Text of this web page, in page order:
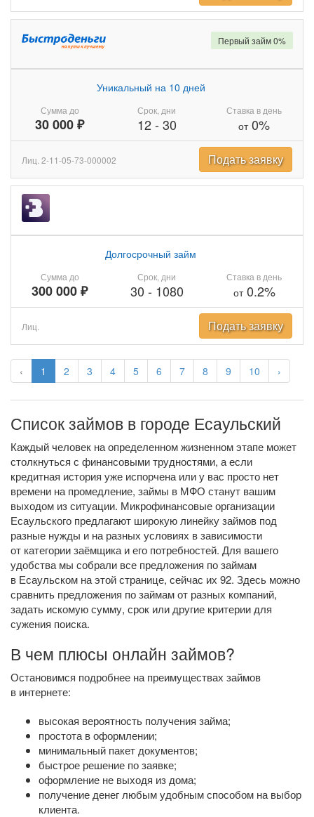
‹ 1 2 3 4 5 6 7 8 9 10 ›
Сумма до
30 000 ₽
Уникальный на 10 дней
Срок, дни
12- 30
Ставка в день
от0%
Первый займ 0%
Лиц. 2-11-05-73-000002 Подать заявку
Сумма до
300 000 ₽
Долгосрочный займ
Срок, дни
30 - 1080
Ставка в день
от0.2%
Лиц. Подать заявку
Список займов в городе Есаульский
Каждый человек на определенном жизненном этапе может
столкнуться с финансовыми трудностями, а если
кредитная история уже испорчена или у вас просто нет
времени на промедление, займы в МФО станут вашим
выходом из ситуации. Микрофинансовые организации
Есаульского предлагают широкую линейку займов под
разные нужды и на разных условиях в зависимости
от категории заёмщика и его потребностей. Для вашего
удобства мы собрали все предложения по займам
в Есаульском на этой странице, сейчас их 92. Здесь можно
сравнить предложения по займам от разных компаний,
задать искомую сумму, срок или другие критерии для
сужения поиска.
В чем плюсы онлайн займов?
Остановимся подробнее на преимуществах займов
в интернете:
высокая вероятность получения займа;
простота в оформлении;
минимальный пакет документов;
быстрое решение по заявке;
оформление не выходя из дома;
получение денег любым удобным способом на выбор
клиента.